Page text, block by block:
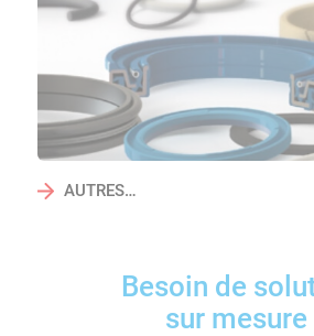
AUTRES…
Besoin de
sur mesure